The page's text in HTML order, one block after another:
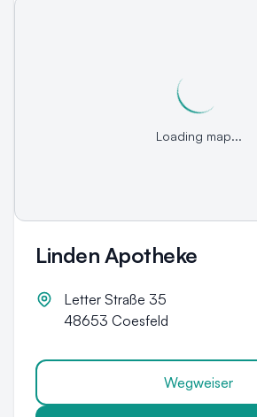
Loading map...
Linden Apotheke
Letter Straße 35
48653 Coesfeld
Wegweiser